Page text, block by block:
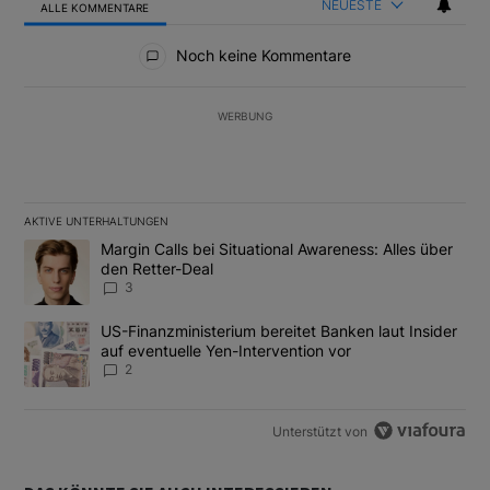
ALLE KOMMENTARE NEUESTE
Noch keine Kommentare
WERBUNG
AKTIVE UNTERHALTUNGEN
Das Folgende ist eine Liste der am meisten kommentierten
Ein Trendartikel mit dem Titel "Margin Calls bei Situational
Margin Calls bei Situational Awareness: Alles über
den Retter-Deal
3
Ein Trendartikel mit dem Titel "US-Finanzministerium bereitet
US-Finanzministerium bereitet Banken laut Insider
auf eventuelle Yen-Intervention vor
2
Unterstützt von